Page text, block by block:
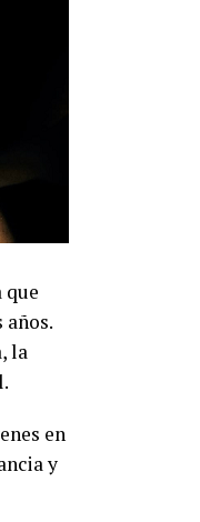
que
la
en
y